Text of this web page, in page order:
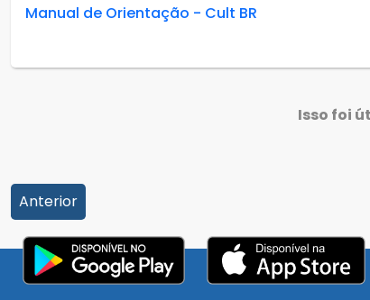
Manual de Orientação - Cult BR
Isso foi
Anterior